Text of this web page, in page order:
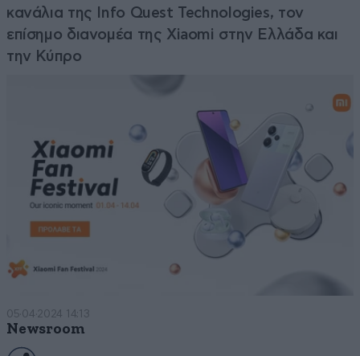
κανάλια της Info Quest Technologies, τον
επίσημο διανομέα της Xiaomi στην Ελλάδα και
την Κύπρο
05·04·2024 14:13
Newsroom